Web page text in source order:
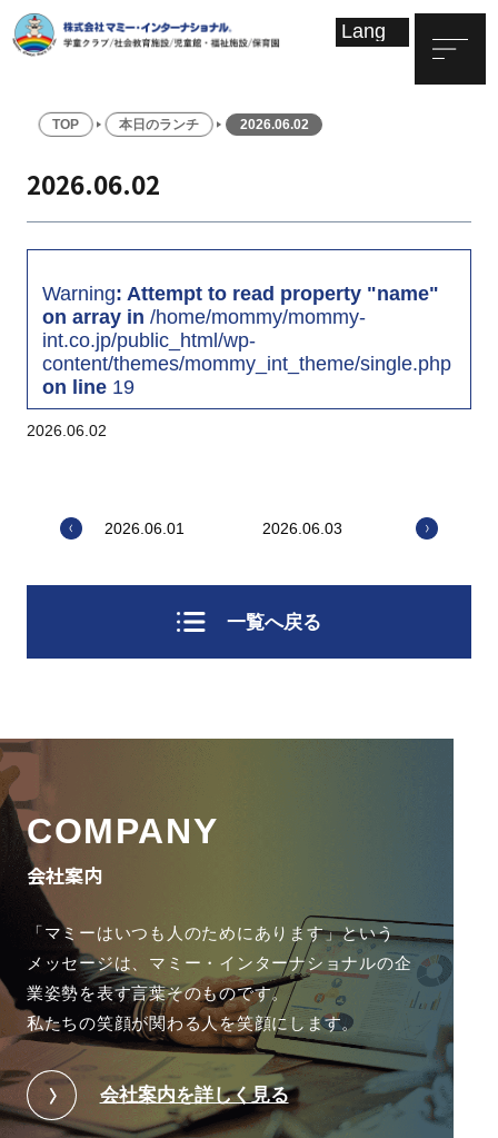
TOP 本日のランチ 2026.06.02
2026.06.02
Warning: Attempt to read property "name"
on array in /home/mommy/mommy-
int.co.jp/public_html/wp-
content/themes/mommy_int_theme/single.php
on line 19
2026.06.02
2026.06.01 2026.06.03
一覧へ戻る
COMPANY
会社案内
「マミーはいつも人のためにあります」という
メッセージは、 マミー・インターナショナルの企
業姿勢を表す言葉そのものです。
私たちの笑顔が関わる人を笑顔にします。
会社案内を詳しく見る